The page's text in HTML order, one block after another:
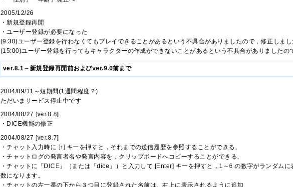
2005/12/26
・新規登録再開
・ユーザー登録が必要になった
(9:30)ユーザー登録を行わなくてもプレイできることがあるという不具合がありましたので，修正しまし
(15:00)ユーザー登録を行ってもキャラクターの作成ができないことがあるという不具合がありましたの
ver.8.1～新規登録再開前およびver.9.0前まで
2004/09/11～短期間(1週間程度？)
ただいまサービス停止中です
2004/08/27 [ver.8.8]
・DICE機能の修正
2004/08/27 [ver.8.7]
・チャット入力時に [↑] キーを押すと，それまでの送信履歴を参照することができる。
・チャットログの発言者名や発言内容を，クリップボードへコピーすることができる。
・チャットに「DICE」（または「dice」）と入力して [Enter] キーを押すと，1～6 の数字がランダム
数になります。
・チャットの左一番の下から３つ目に登録された名前は、右上に表示されるように追加